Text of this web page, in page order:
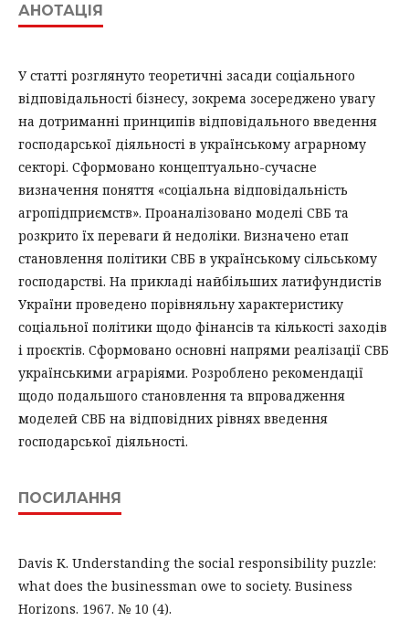
АНОТАЦІЯ
У статті розглянуто теоретичні засади соціального
відповідальності бізнесу, зокрема зосереджено увагу
на дотриманні принципів відповідального введення
господарської діяльності в українському аграрному
секторі. Сформовано концептуально-сучасне
визначення поняття «соціальна відповідальність
агропідприємств». Проаналізовано моделі СВБ та
розкрито їх переваги й недоліки. Визначено етап
становлення політики СВБ в українському сільському
господарстві. На прикладі найбільших латифундистів
України проведено порівняльну характеристику
соціальної політики щодо фінансів та кількості заходів
і проєктів. Сформовано основні напрями реалізації СВБ
українськими аграріями. Розроблено рекомендації
щодо подальшого становлення та впровадження
моделей СВБ на відповідних рівнях введення
господарської діяльності.
ПОСИЛАННЯ
Davis K. Understanding the social responsibility puzzle:
what does the businessman owe to society. Business
Horizons. 1967. № 10 (4).